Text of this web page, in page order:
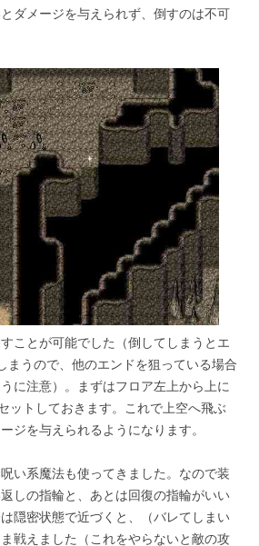
ダメージを与えられず、倒すのは不可
ことが可能でした（倒してしまうとエ
まうので、他のエンドを狙っている場合
に注意）。まずはフロア左上から上に
ットしておきます。これで上空へ飛ぶ
ジを与えられるようになります。
い系魔法も使ってきました。なので装
しの指輪と、あとは回復の指輪がいい
隠密状態で近づくと、（バレてしまい
戦えました（これをやらないと敵の攻